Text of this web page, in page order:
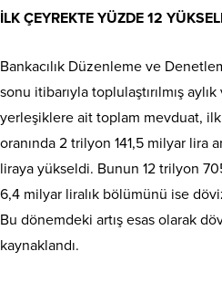
İLK ÇEYREKTE YÜZDE 12
Bankacılık Düzenleme ve
sonu itibarıyla toplulaştı­rılmış
yerleşiklere ait toplam mev­duat,
oranında 2 trilyon 141,5 milyar lira
liraya yükseldi. Bunun 12 tril­yon
6,4 milyar liralık bölü­münü ise
Bu dönemdeki ar­tış esas olarak
kaynaklandı.